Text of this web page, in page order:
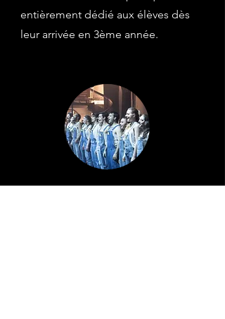
entièrement dédié aux élèves dès
leur arrivée en 3ème année.